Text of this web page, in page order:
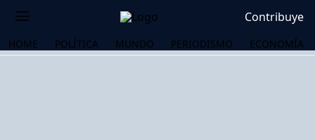
Contribuye
HOME POLÍTICA MUNDO PERIODISMO ECONOMÍA